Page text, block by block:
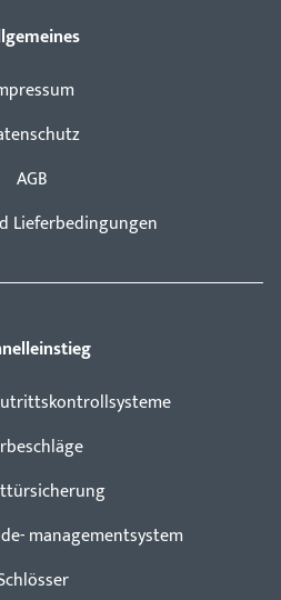
AGB
Lieferbedingungen
managementsystem